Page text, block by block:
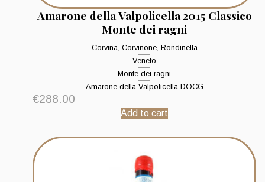
Amarone della Valpolicella 2015 Classico
Monte dei ragni
Corvina, Corvinone, Rondinella
Veneto
Monte dei ragni
Amarone della Valpolicella DOCG
€288.00
Add to cart